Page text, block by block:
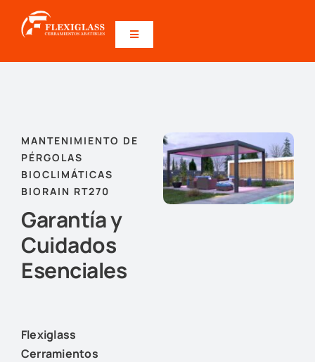
Toggle
DESCARGAS
CALCULADORA PRECIOS
CONTACTO
MANTENIMIENTO DE
PÉRGOLAS
BIOCLIMÁTICAS
BIORAIN RT270
Garantía y
Cuidados
Esenciales
Flexiglass
Cerramientos